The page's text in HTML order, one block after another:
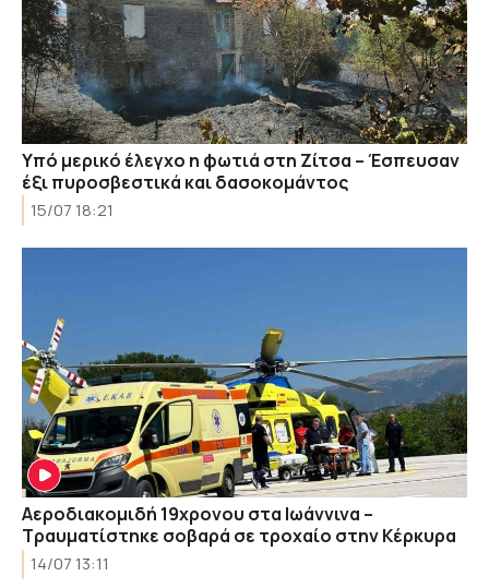
Υπό μερικό έλεγχο η φωτιά στη Ζίτσα – Έσπευσαν
έξι πυροσβεστικά και δασοκομάντος
15/07 18:21
Αεροδιακομιδή 19χρονου στα Ιωάννινα –
Τραυματίστηκε σοβαρά σε τροχαίο στην Κέρκυρα
14/07 13:11